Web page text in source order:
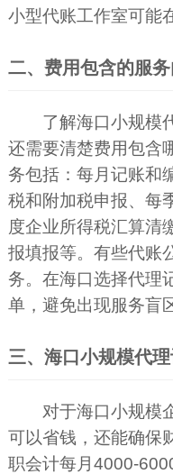
小型代账工作室可能
二、费用包含的服
了解海口小规模
还需要清楚费用包含
务包括：每月记账和
税和附加税申报、每
度企业所得税汇算清
报填报等。有些代账
务。在海口选择代理
单，避免出现服务盲
三、海口小规模代
对于海口小规模
可以省钱，还能确保
职会计每月4000-